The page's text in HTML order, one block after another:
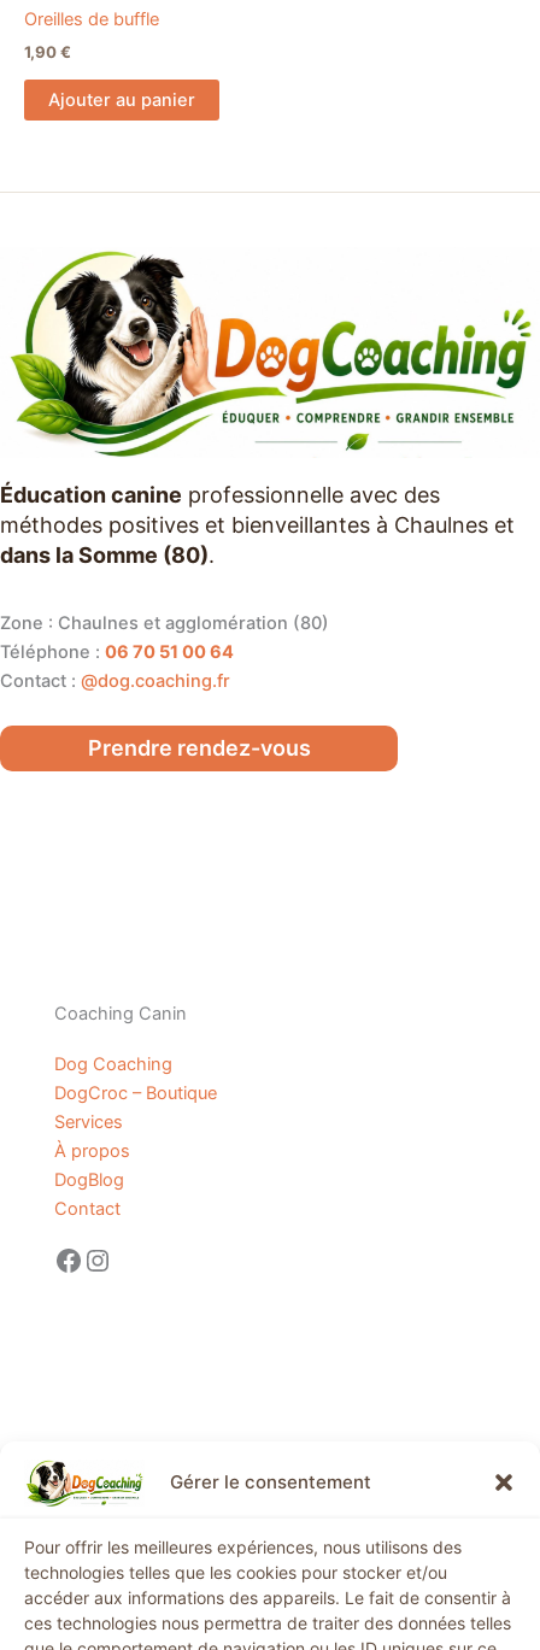
Gérer le consentement
Pour offrir les meilleures expériences, nous utilisons des
technologies telles que les cookies pour stocker et/ou
accéder aux informations des appareils. Le fait de consentir à
ces technologies nous permettra de traiter des données telles
Oreilles de buffle
1,90€
Ajouter au panier
Éducation canine professionnelle avec des
méthodes positives et bienveillantes à Chaulnes et
dans la Somme (80).
Zone : Chaulnes et agglomération (80)
Téléphone : 06 70 51 00 64
Contact : @dog.coaching.fr
Prendre rendez-vous
Coaching Canin
Dog Coaching
DogCroc – Boutique
Services
À propos
DogBlog
Contact
Informations légales
Mentions légales
Conditions générales de vente